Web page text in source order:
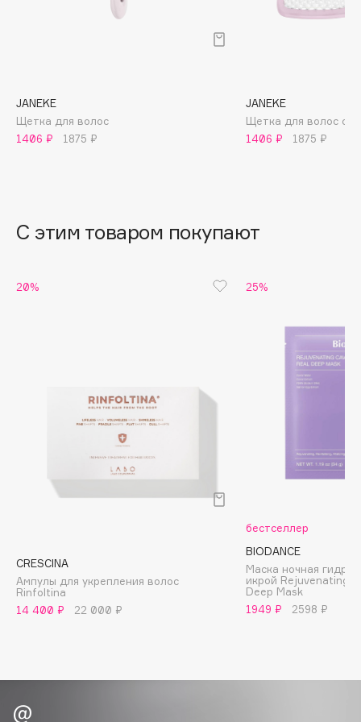
Banderas
Basicare
Beautyblades
НОВИНКА
Boadicea The Victorious
Bobbi Brown
Brunello Cucinelli
Bvlgari
by TERRY
JANEKE
Щетка для волос
1406 ₽
1875 ₽
JANEKE
Щетка для волос
1406 ₽
1875 ₽
С этим товаром покупают
20%
CRESCINA
Ампулы для укрепления волос
Rinfoltina
14 400 ₽
22 000 ₽
25%
бестселлер
BIODANCE
Маска ночная
икрой Rejuvenating
Deep Mask
1949 ₽
2598 ₽